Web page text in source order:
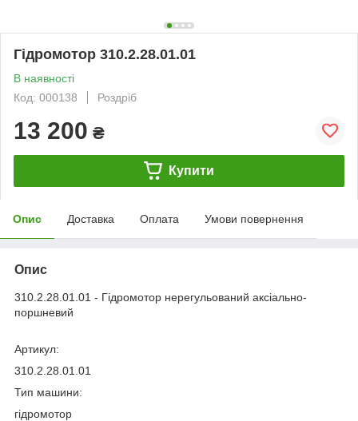
Гідромотор 310.2.28.01.01
В наявності
Код: 000138
Роздріб
13 200 ₴
Купити
Опис Доставка Оплата Умови повернення
Опис
310.2.28.01.01 - Гідромотор нерегульований аксіально-
поршневий
Артикул:
310.2.28.01.01
Тип машини:
гідромотор